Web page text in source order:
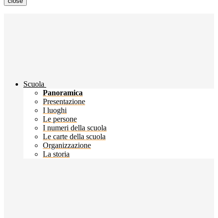
Scuola
Panoramica
Presentazione
I luoghi
Le persone
I numeri della scuola
Le carte della scuola
Organizzazione
La storia